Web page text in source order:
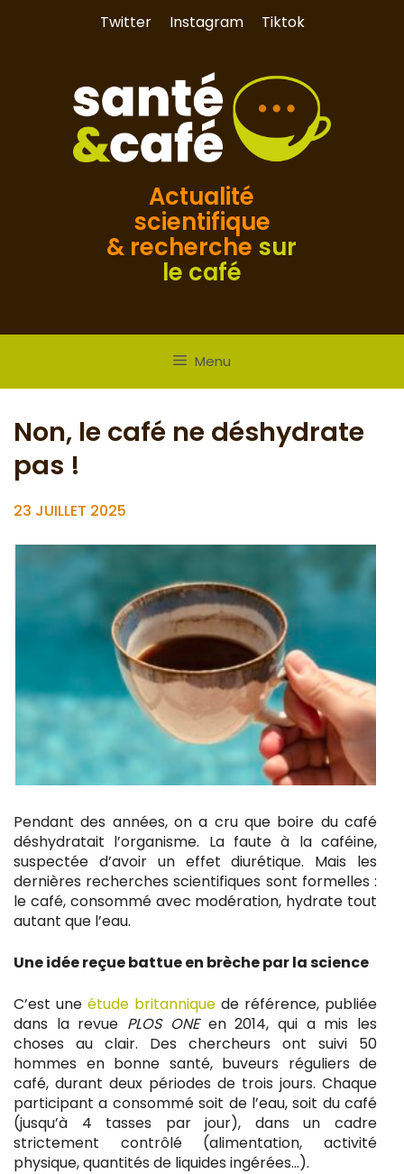
Twitter Instagram Tiktok
Actualité
scientifique
& recherche sur
le café
Menu
Non, le café ne déshydrate
pas !
23 JUILLET 2025
Pendant des années, on a cru que boire du café
déshydratait l’organisme. La faute à la caféine,
suspectée d’avoir un effet diurétique. Mais les
dernières recherches scientifiques sont formelles :
le café, consommé avec modération, hydrate tout
autant que l’eau.
Une idée reçue battue en brèche par la science
C’est une étude britannique de référence, publiée
dans la revue PLOS ONEen 2014, qui a mis les
choses au clair. Des chercheurs ont suivi 50
hommes en bonne santé, buveurs réguliers de
café, durant deux périodes de trois jours. Chaque
participant a consommé soit de l’eau, soit du café
(jusqu’à 4 tasses par jour), dans un cadre
strictement contrôlé (alimentation, activité
physique, quantités de liquides ingérées…).